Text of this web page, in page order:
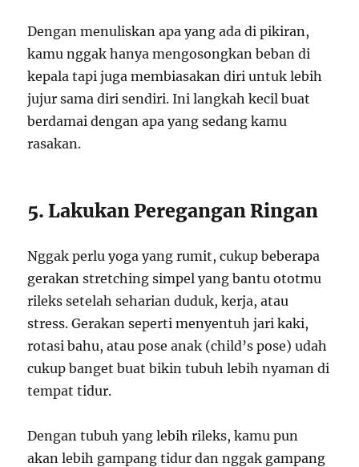
Dengan menuliskan apa yang ada di pikiran,
kamu nggak hanya mengosongkan beban di
kepala tapi juga membiasakan diri untuk lebih
jujur sama diri sendiri. Ini langkah kecil buat
berdamai dengan apa yang sedang kamu
rasakan.
5. Lakukan Peregangan Ringan
Nggak perlu yoga yang rumit, cukup beberapa
gerakan stretching simpel yang bantu ototmu
rileks setelah seharian duduk, kerja, atau
stress. Gerakan seperti menyentuh jari kaki,
rotasi bahu, atau pose anak (child’s pose) udah
cukup banget buat bikin tubuh lebih nyaman di
tempat tidur.
Dengan tubuh yang lebih rileks, kamu pun
akan lebih gampang tidur dan nggak gampang